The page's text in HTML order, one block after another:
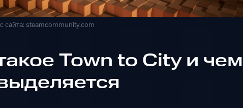
сайта: steamcommunity.com
Town to City и чем